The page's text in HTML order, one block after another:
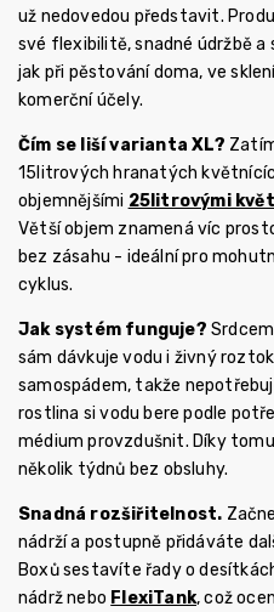
už nedovedou představit.
své flexibilitě, snadné údržbě
jak při pěstování doma, ve
komerční účely.
Čím se liší varianta XL?
15litrových hranatých
objemnějšími 25litrovými
Větší objem znamená víc
bez zásahu - ideální pro
cyklus.
Jak systém funguje?
sám dávkuje vodu i živný
samospádem, takže
rostlina si vodu bere podle
médium provzdušnit. Díky
několik týdnů bez obsluhy.
Snadná rozšiřitelnost.
nádrží a postupně přidáváte
Boxů sestavíte řady o
nádrž nebo FlexiTank, což